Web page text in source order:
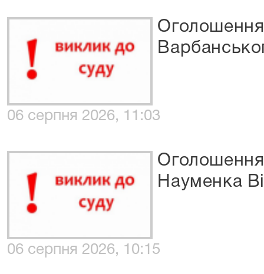
06 серпня 2026, 11:03
Науменка
06 серпня 2026, 10:15